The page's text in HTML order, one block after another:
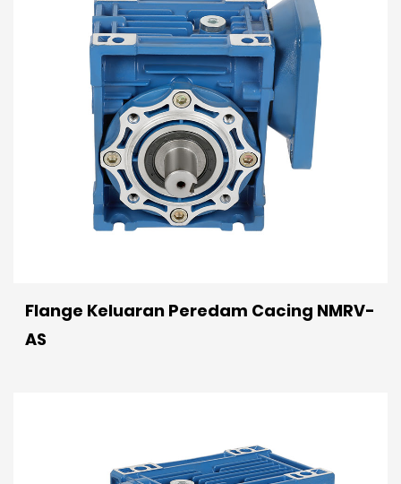
Flange Keluaran Peredam Cacing NMRV-
AS